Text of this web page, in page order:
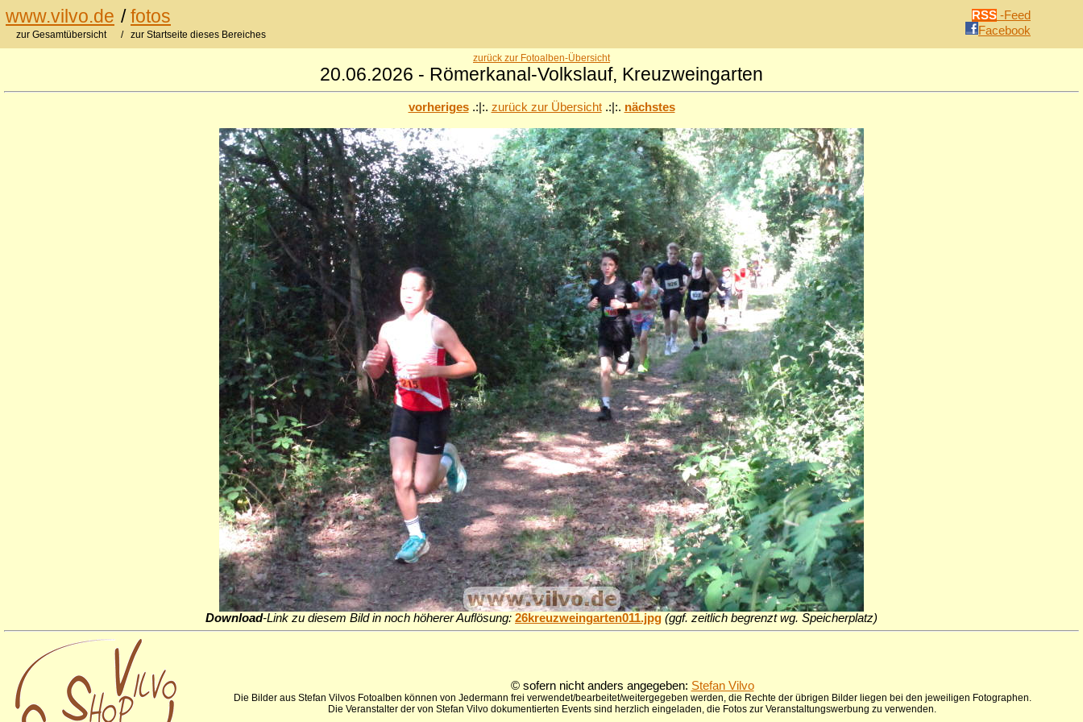
www.vilvo.de /fotos RSS -Feed
Facebook
zur Gesamtübersicht / zur Startseite dieses Bereiches
zurück zur Fotoalben-Übersicht
20.06.2026 - Römerkanal-Volkslauf, Kreuzweingarten
vorheriges.:|:. zurück zur Übersicht.:|:. nächstes
Download-Link zu diesem Bild in noch höherer Auflösung: 26kreuzweingarten011.jpg (ggf. zeitlich begrenzt wg. Speicherplatz)
© sofern nicht anders angegeben: Stefan Vilvo
Die Bilder aus Stefan Vilvos Fotoalben können von Jedermann frei verwendet/bearbeitet/weitergegeben werden, die Rechte der übrigen Bilder liegen bei den jeweiligen Fotographen.
Die Veranstalter der von Stefan Vilvo dokumentierten Events sind herzlich eingeladen, die Fotos zur Veranstaltungswerbung zu verwenden.